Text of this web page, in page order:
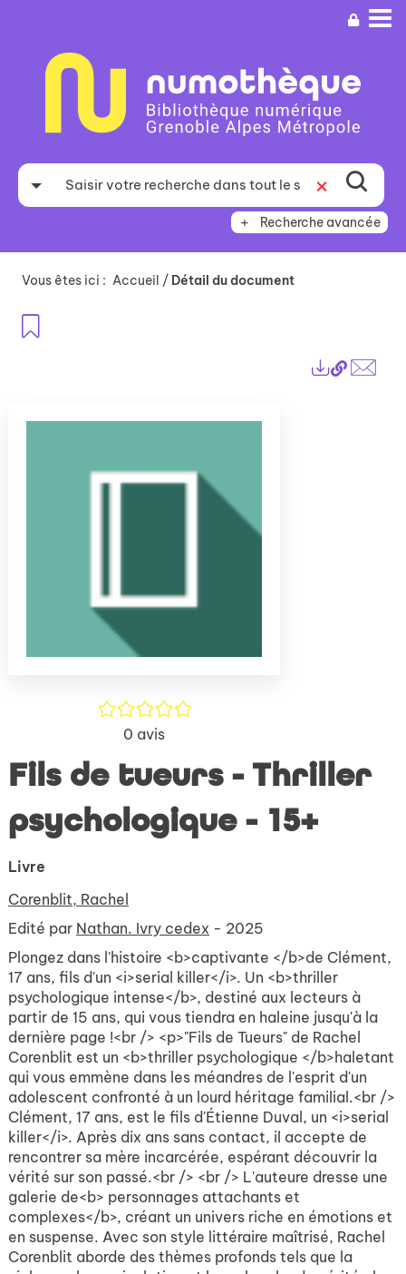
recherche
Recherche avancée
Vous êtes ici : Accueil / Détail du document
Lien
/5
0 avis
Fils de tueurs - Thriller
psychologique - 15+
Livre
Corenblit, Rachel
Edité par Nathan. Ivry cedex - 2025
Plongez dans l'histoire <b>captivante </b>de Clément,
17 ans, fils d'un <i>serial killer</i>. Un <b>thriller
psychologique intense</b>, destiné aux lecteurs à
partir de 15 ans, qui vous tiendra en haleine jusqu'à la
dernière page !<br /> <p>"Fils de Tueurs" de Rachel
Corenblit est un <b>thriller psychologique </b>haletant
qui vous emmène dans les méandres de l'esprit d'un
adolescent confronté à un lourd héritage familial.<br />
Clément, 17 ans, est le fils d'Étienne Duval, un <i>serial
killer</i>. Après dix ans sans contact, il accepte de
rencontrer sa mère incarcérée, espérant découvrir la
vérité sur son passé.<br /> <br /> L'auteure dresse une
galerie de<b> personnages attachants et
complexes</b>, créant un univers riche en émotions et
en suspense. Avec son style littéraire maîtrisé, Rachel
Corenblit aborde des thèmes profonds tels que la